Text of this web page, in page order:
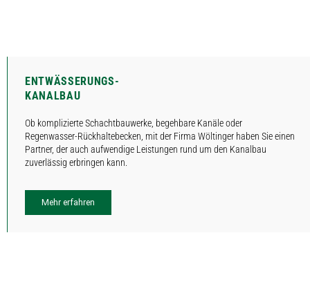
ENTWÄSSERUNGS-
KANALBAU
Ob komplizierte Schachtbauwerke, begehbare Kanäle oder
Regenwasser-Rückhaltebecken, mit der Firma Wöltinger haben Sie einen
Partner, der auch aufwendige Leistungen rund um den Kanalbau
zuverlässig erbringen kann.
Mehr erfahren